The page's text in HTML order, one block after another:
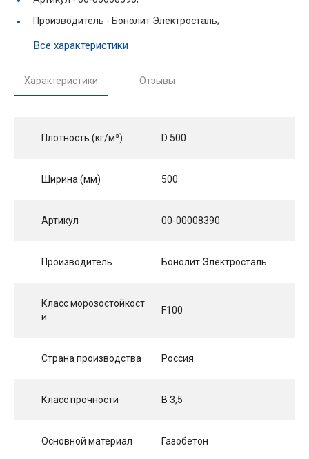
Производитель - Бонолит Электросталь;
Все характеристики
Характеристики Отзывы
Плотность (кг/м³) D 500
Ширина (мм) 500
Артикул 00-00008390
Производитель Бонолит Электросталь
Класс морозостойкост
и
F100
Страна производства Россия
Класс прочности B 3,5
Основной материал Газобетон